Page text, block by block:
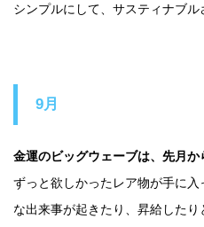
シンプルにして、サスティナブル
9月
金運のビッグウェーブは、先月か
ずっと欲しかったレア物が手に
な出来事が起きたり、昇給した